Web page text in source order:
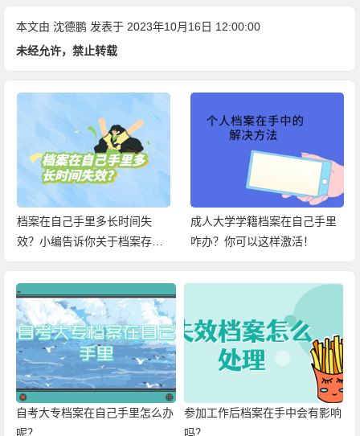
本文由沈德鹏 发表于 2023年10月16日 12:00:00
未经允许，禁止转载
档案在自己手里多长时间失
效？小编告诉你关于档案存放
成人大学学籍档案在自己手里
咋办？你可以这样激活！
自考大专档案在自己手里怎么办
呢？
参加工作后档案在手中会有影响
吗？